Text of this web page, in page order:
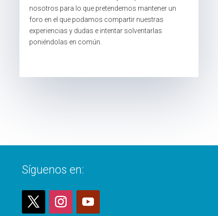
nosotros para lo que pretendemos mantener un
foro en el que podamos compartir nuestras
experiencias y dudas e intentar solventarlas
poniéndolas en común.
Síguenos en: